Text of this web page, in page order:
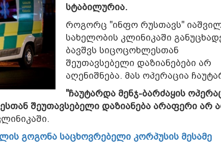
სტაბილურია.
როგორც "ინფო რუსთავს"
სახელობის კლინიკაში
ბავშვს სიცოცოხლესთან
შეუთავსებელი დაზიანებები არ
აღენიშნება. მას ოპერაცია
"ჩაუტარდა მენჯ-ბარძაყის
შეუთავსებელი დაზიანება არაფერი არ
გოგონა საცხოვრებელი კორპუსის მესამე